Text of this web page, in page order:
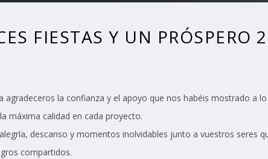
FIESTAS Y UN PRÓSPERO
la confianza y el apoyo que nos habéis mostrado a
máxima calidad en cada proyecto.
descanso y momentos inolvidables junto a vuestros seres
compartidos.